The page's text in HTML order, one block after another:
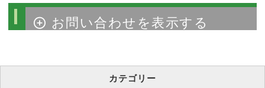
物件のお問い合わせ
カテゴリー